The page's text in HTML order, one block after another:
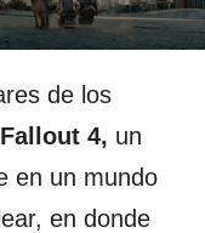
de los
Fallout 4, un
en un mundo
en donde